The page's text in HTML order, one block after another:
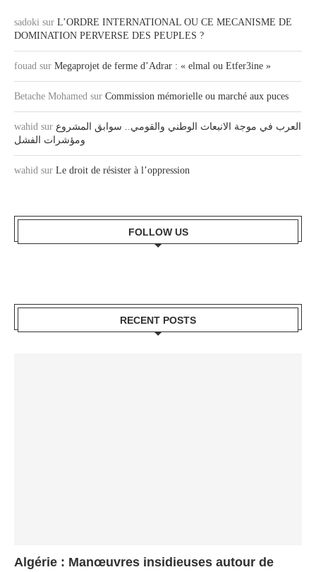
sadoki sur L’ORDRE INTERNATIONAL OU CE MECANISME DE
DOMINATION PERVERSE DES PEUPLES ?
fouad sur Megaprojet de ferme d’Adrar : « elmal ou Etfer3ine »
Betache Mohamed sur Commission mémorielle ou marché aux puces
wahid sur العرب في موجة الانبعاث الوطني والقومي.. سوابق المشروع
ومؤشرات الفشل
wahid sur Le droit de résister à l’oppression
FOLLOW US
RECENT POSTS
Algérie : Manœuvres insidieuses autour de